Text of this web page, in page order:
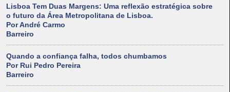
Lisboa Tem Duas Margens: Uma reflexão estratégica sobre
o futuro da Área Metropolitana de Lisboa.
Por André Carmo
Barreiro
Quando a confiança falha, todos chumbamos
Por Rui Pedro Pereira
Barreiro